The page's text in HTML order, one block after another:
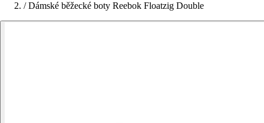
/ Dámské běžecké boty Reebok Floatzig Double